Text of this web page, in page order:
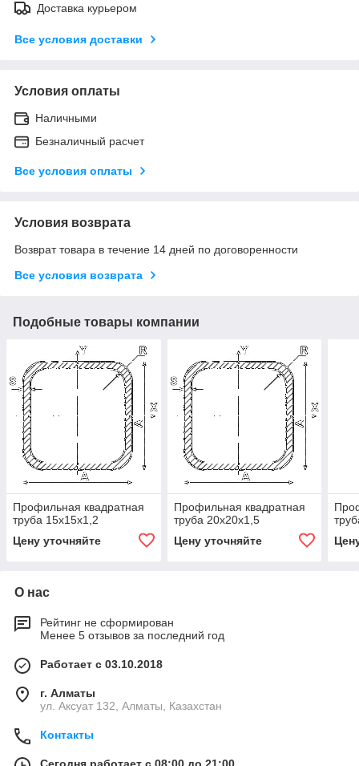
Доставка курьером
Все условия доставки
Условия оплаты
Наличными
Безналичный расчет
Все условия оплаты
Условия возврата
Возврат товара в течение 14 дней по договоренности
Все условия возврата
Подобные товары компании
Профильная квадратная
труба 15х15х1,2
Цену уточняйте
Профильная квадратная
труба 20х20х1,5
Цену уточняйте
О нас
Рейтинг не сформирован
Менее 5 отзывов за последний год
Работает с 03.10.2018
г. Алматы
ул. Аксуат 132, Алматы, Казахстан
Контакты